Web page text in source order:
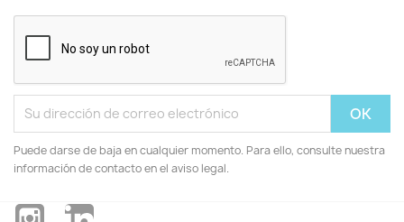
Puede darse de baja en cualquier momento. Para ello, consulte nuestra
información de contacto en el aviso legal.
InstagramLinkedIn